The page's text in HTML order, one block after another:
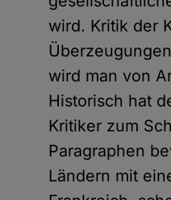
wird. Kritik der
wird man von
Historisch hat
Kritiker zum
Paragraphen
Ländern mit